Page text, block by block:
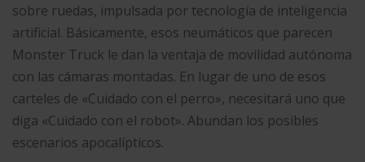
sobre ruedas, impulsada por tecnología de inteligencia
artificial. Básicamente, esos neumáticos que parecen
Monster Truck le dan la ventaja de movilidad autónoma
con las cámaras montadas. En lugar de uno de esos
carteles de «Cuidado con el perro», necesitará uno que
diga «Cuidado con el robot». Abundan los posibles
escenarios apocalípticos.